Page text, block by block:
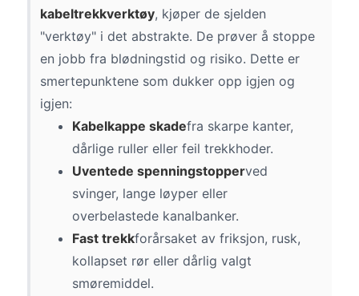
kabeltrekkverktøy, kjøper de sjelden
"verktøy" i det abstrakte. De prøver å stoppe
en jobb fra blødningstid og risiko. Dette er
smertepunktene som dukker opp igjen og
igjen:
Kabelkappe skadefra skarpe kanter,
dårlige ruller eller feil trekkhoder.
Uventede spenningstopperved
svinger, lange løyper eller
overbelastede kanalbanker.
Fast trekkforårsaket av friksjon, rusk,
kollapset rør eller dårlig valgt
smøremiddel.